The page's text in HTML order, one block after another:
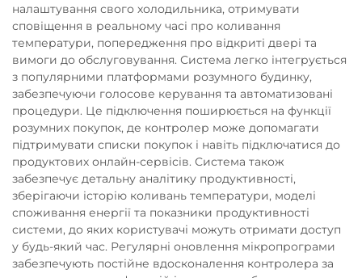
налаштування свого холодильника, отримувати
сповіщення в реальному часі про коливання
температури, попередження про відкриті двері та
вимоги до обслуговування. Система легко інтегрується
з популярними платформами розумного будинку,
забезпечуючи голосове керування та автоматизовані
процедури. Це підключення поширюється на функції
розумних покупок, де контролер може допомагати
підтримувати списки покупок і навіть підключатися до
продуктових онлайн-сервісів. Система також
забезпечує детальну аналітику продуктивності,
зберігаючи історію коливань температури, моделі
споживання енергії та показники продуктивності
системи, до яких користувачі можуть отримати доступ
у будь-який час. Регулярні оновлення мікропрограми
забезпечують постійне вдосконалення контролера за